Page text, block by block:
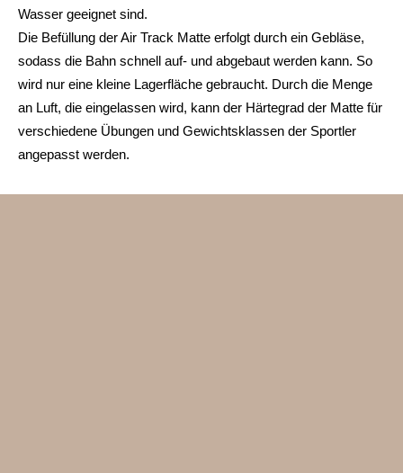
Wasser geeignet sind.
Die Befüllung der Air Track Matte erfolgt durch ein Gebläse,
sodass die Bahn schnell auf- und abgebaut werden kann. So
wird nur eine kleine Lagerfläche gebraucht. Durch die Menge
an Luft, die eingelassen wird, kann der Härtegrad der Matte für
verschiedene Übungen und Gewichtsklassen der Sportler
angepasst werden.